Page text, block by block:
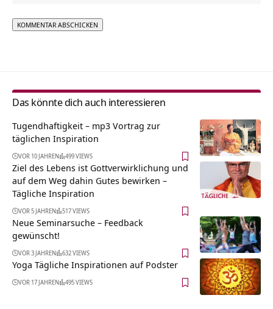
Das könnte dich auch interessieren
Tugendhaftigkeit – mp3 Vortrag zur
täglichen Inspiration
VOR 10 JAHREN 499 VIEWS
Ziel des Lebens ist Gottverwirklichung und
auf dem Weg dahin Gutes bewirken –
Tägliche Inspiration
VOR 5 JAHREN 517 VIEWS
Neue Seminarsuche – Feedback
gewünscht!
VOR 3 JAHREN 632 VIEWS
Yoga Tägliche Inspirationen auf Podster
VOR 17 JAHREN 495 VIEWS